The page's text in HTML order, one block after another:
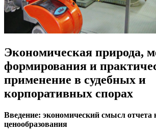
Экономическая природа,
формирования и
применение в судебных и
корпоративных спорах
Введение: экономический смысл отчета
ценообразования